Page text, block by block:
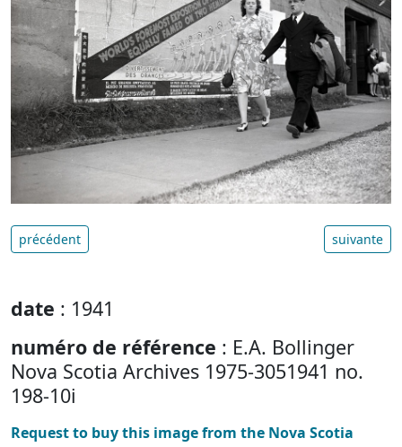
précédent suivante
date : 1941
numéro de référence : E.A. Bollinger
Nova Scotia Archives 1975-3051941 no.
198-10i
Request to buy this image from the Nova Scotia